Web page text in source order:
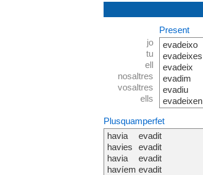
jo
tu
ell
nosaltres
vosaltres
ells
Present
evadeixo
evadeixes
evadeix
evadim
evadiu
evadeixen
Plusquamperfet
havia
havies
havia
havíem
evadit
evadit
evadit
evadit